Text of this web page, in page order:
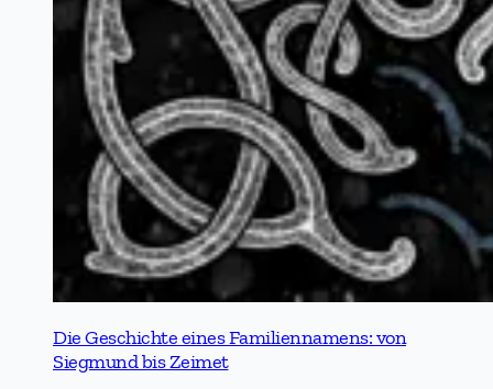
Die Geschichte eines Familiennamens: von
Siegmund bis Zeimet